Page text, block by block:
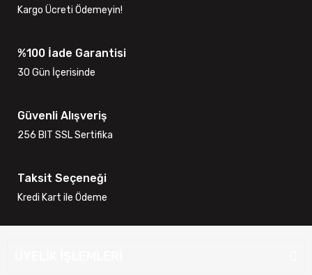
Kargo Ücreti Ödemeyin!
%100 İade Garantisi
30 Gün İçerisinde
Güvenli Alışveriş
256 BIT SSL Sertifika
Taksit Seçeneği
Kredi Kart ile Ödeme